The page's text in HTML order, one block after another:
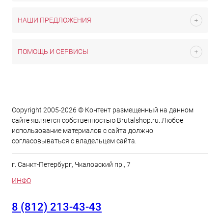
НАШИ ПРЕДЛОЖЕНИЯ
ПОМОЩЬ И СЕРВИСЫ
Copyright 2005-2026 © Контент размещенный на данном
сайте является cобственностью Brutalshop.ru. Любое
использование материалов с сайта должно
согласовываться с владельцем сайта.
г. Санкт-Петербург, Чкаловский пр., 7
ИНФО
8 (812) 213-43-43